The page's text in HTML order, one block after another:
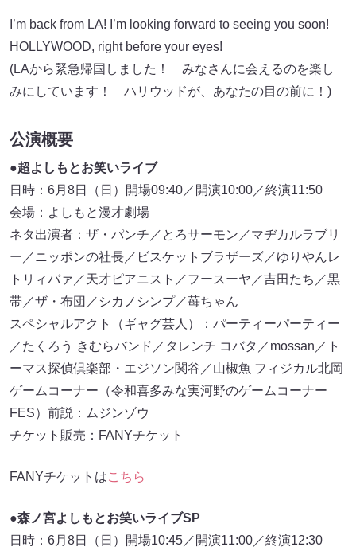
I’m back from LA! I’m looking forward to seeing you soon!
HOLLYWOOD, right before your eyes!
(LAから緊急帰国しました！ みなさんに会えるのを楽し
みにしています！ ハリウッドが、あなたの目の前に！)
公演概要
●超よしもとお笑いライブ
日時：6月8日（日）開場09:40／開演10:00／終演11:50
会場：よしもと漫才劇場
ネタ出演者：ザ・パンチ／とろサーモン／マヂカルラブリ
ー／ニッポンの社長／ビスケットブラザーズ／ゆりやんレ
トリィバァ／天才ピアニスト／フースーヤ／吉田たち／黒
帯／ザ・布団／シカノシンプ／苺ちゃん
スペシャルアクト（ギャグ芸人）：パーティーパーティー
／たくろう きむらバンド／タレンチ コバタ／mossan／ト
ーマス探偵倶楽部・エジソン関谷／山椒魚 フィジカル北岡
ゲームコーナー（令和喜多みな実河野のゲームコーナー
FES）前説：ムジンゾウ
チケット販売：FANYチケット
FANYチケットはこちら
●森ノ宮よしもとお笑いライブSP
日時：6月8日（日）開場10:45／開演11:00／終演12:30